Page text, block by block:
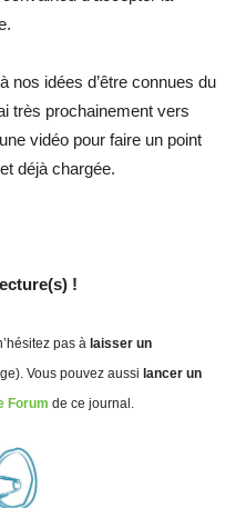
nos idées d’être connues du
très prochainement vers
vidéo pour faire un point
déjà chargée.
!
pas à laisser un
Vous pouvez aussi lancer un
Forum de ce journal.